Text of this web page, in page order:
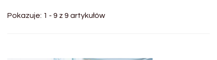
Pokazuje: 1 - 9 z 9 artykułów